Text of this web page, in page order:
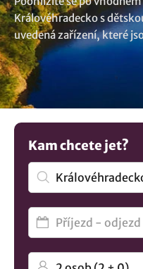
Královéhradecko s
uvedená zařízení, které
kde si vaše děcka
výhod nejen pro děti, ale
mohou užít klidnější a
jejich děti mají zajištěnou
herny nebo menšího
preference? Zde je více
Královéhradecko..
Kam chcete jet?